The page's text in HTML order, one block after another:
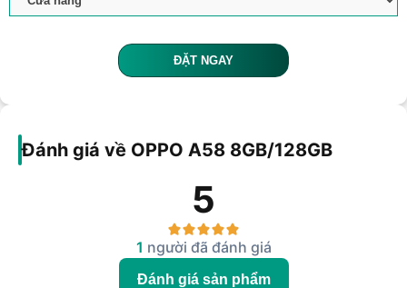
ĐẶT NGAY
Đánh giá về OPPO A58 8GB/128GB
5
1 người đã đánh giá
Đánh giá sản phẩm